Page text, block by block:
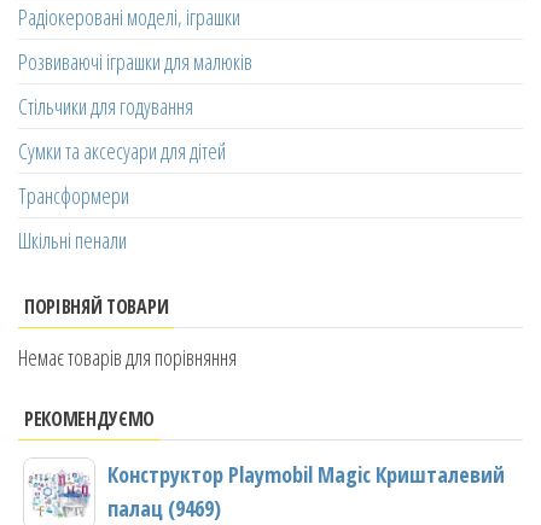
Радіокеровані моделі, іграшки
Розвиваючі іграшки для малюків
Стільчики для годування
Сумки та аксесуари для дітей
Трансформери
Шкільні пенали
ПОРІВНЯЙ ТОВАРИ
Немає товарів для порівняння
РЕКОМЕНДУЄМО
Конструктор Playmobil Magic Кришталевий
палац (9469)